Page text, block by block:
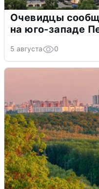
Очевидцы
на юго-западе
5 августа 0